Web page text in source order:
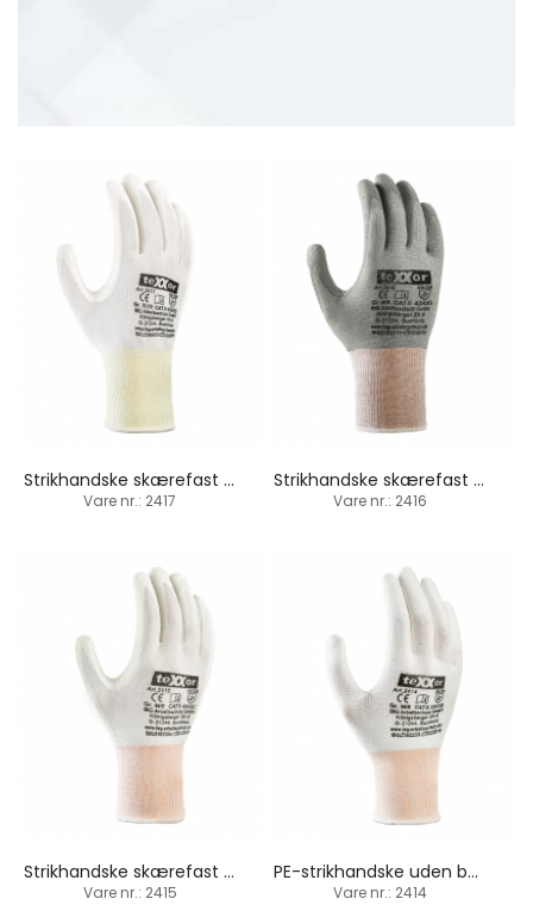
Strikhandske skærefast / PU-belægning
Vare nr.: 2417
Strikhandske skærefast / PU-belægning
Vare nr.: 2416
Strikhandske skærefast / PU-belægning
Vare nr.: 2415
PE-strikhandske uden belægning / skærefast
Vare nr.: 2414